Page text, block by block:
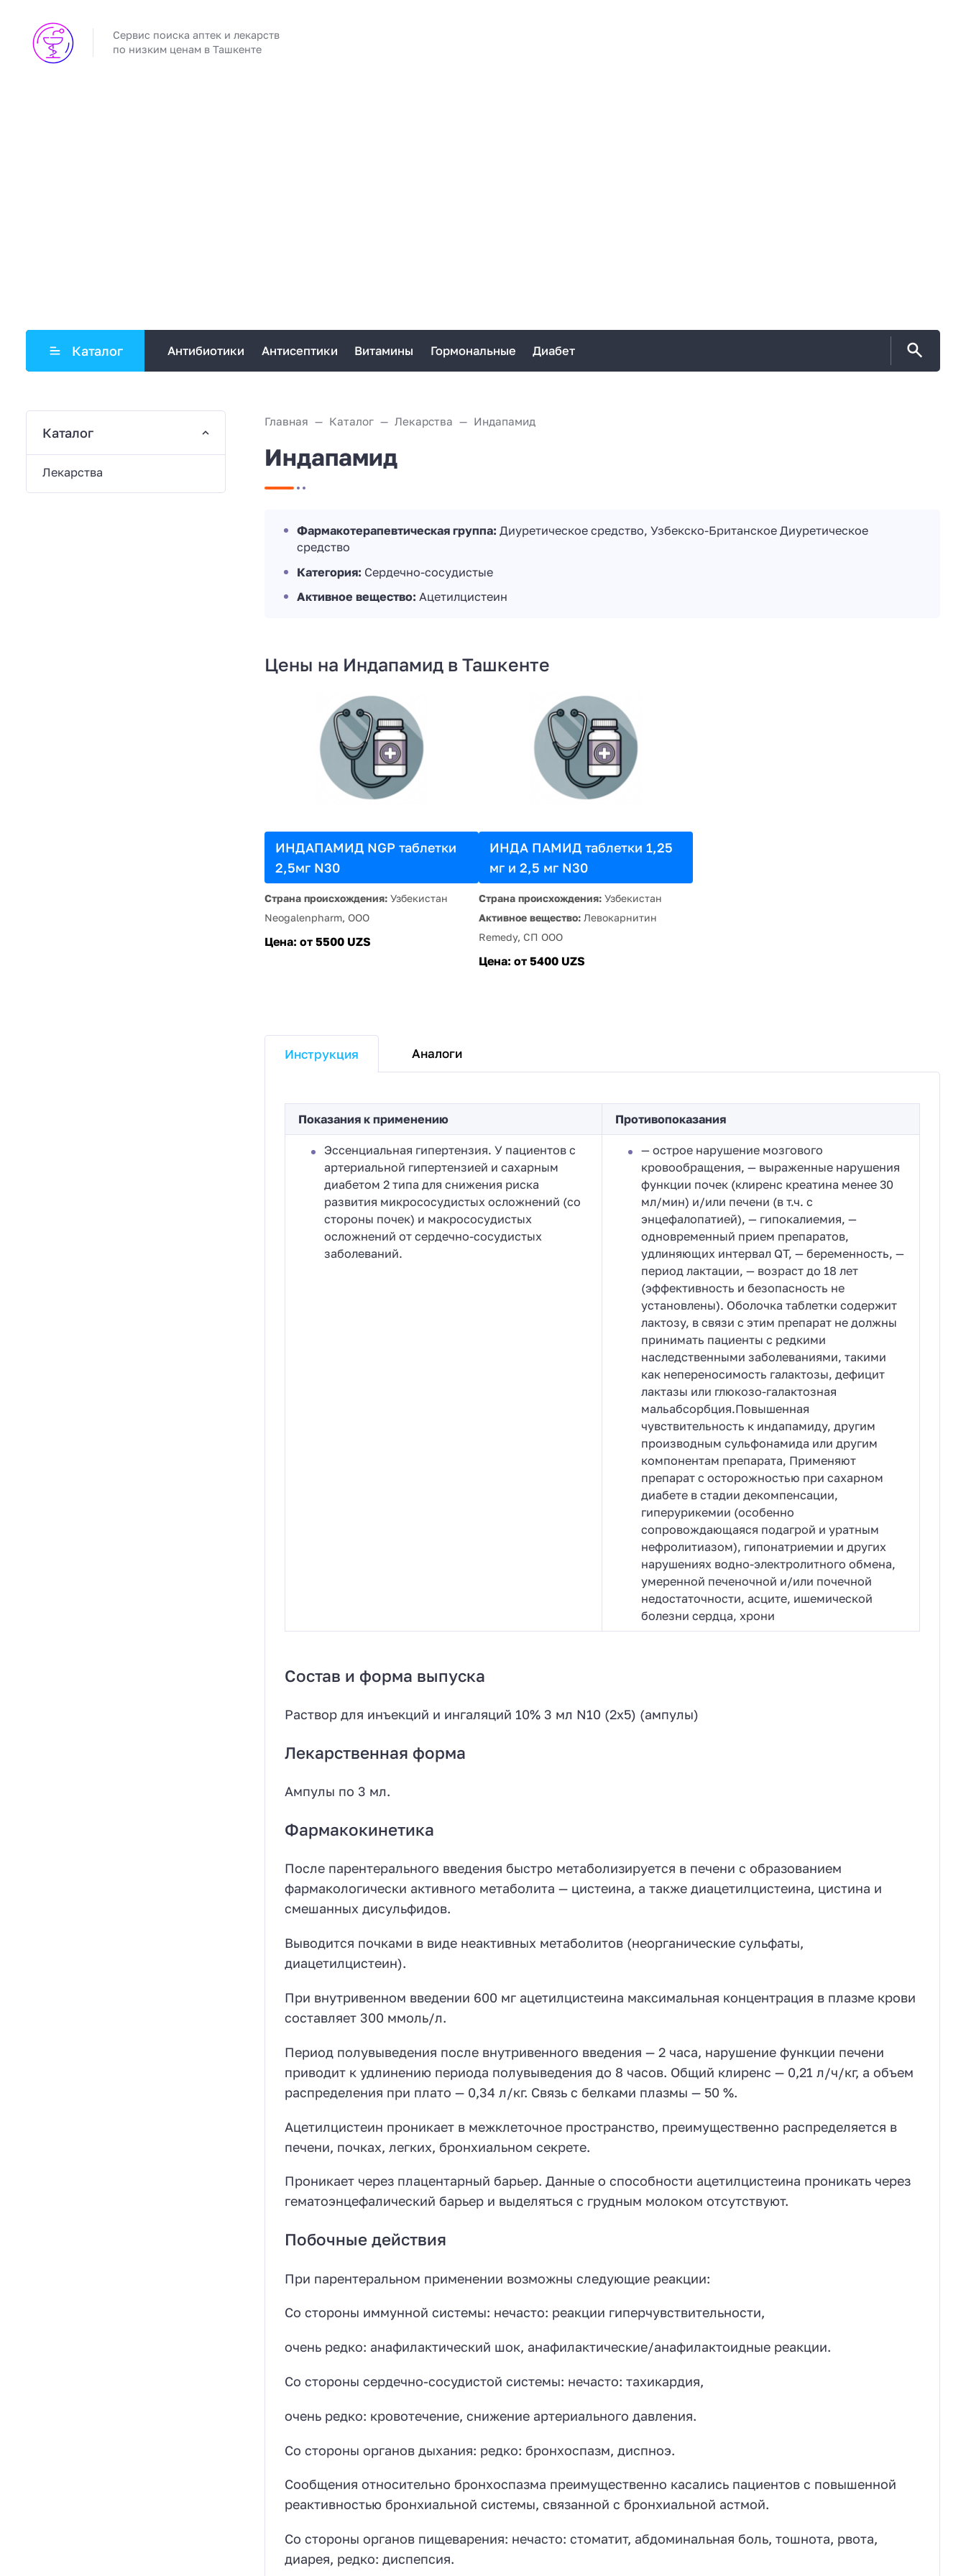
Сервис поиска аптек и лекарств
по низким ценам в Ташкенте
Каталог Антибиотики Антисептики Витамины Гормональные Диабет
Главная Каталог Лекарства Индапамид
Индапамид
Фармакотерапевтическая группа: Диуретическое средство, Узбекско-Британское Диуретическое
средство
Категория: Сердечно-сосудистые
Активное вещество: Ацетилцистеин
Цены на Индапамид в Ташкенте
ИНДАПАМИД NGP таблетки
2,5мг N30
Страна происхождения:Узбекистан
Neogalenpharm, ООО
Цена: от 5500 UZS
ИНДА ПАМИД таблетки 1,25
мг и 2,5 мг N30
Страна происхождения:Узбекистан
Активное вещество:Левокарнитин
Remedy, CП ООО
Цена: от 5400 UZS
Инструкция Аналоги
Показания к применению Противопоказания
Эссенциальная гипертензия. У пациентов с
артериальной гипертензией и сахарным
диабетом 2 типа для снижения риска
развития микрососудистых осложнений (со
стороны почек) и макрососудистых
осложнений от сердечно-сосудистых
заболеваний.
— острое нарушение мозгового
кровообращения, — выраженные нарушения
функции почек (клиренс креатина менее 30
мл/мин) и/или печени (в т.ч. с
энцефалопатией), — гипокалиемия, —
одновременный прием препаратов,
удлиняющих интервал QT, — беременность, —
период лактации, — возраст до 18 лет
(эффективность и безопасность не
установлены). Оболочка таблетки содержит
лактозу, в связи с этим препарат не должны
принимать пациенты с редкими
наследственными заболеваниями, такими
как непереносимость галактозы, дефицит
лактазы или глюкозо-галактозная
мальабсорбция.Повышенная
чувствительность к индапамиду, другим
производным сульфонамида или другим
компонентам препарата, Применяют
препарат с осторожностью при сахарном
диабете в стадии декомпенсации,
гиперурикемии (особенно
сопровождающаяся подагрой и уратным
нефролитиазом), гипонатриемии и других
нарушениях водно-электролитного обмена,
умеренной печеночной и/или почечной
недостаточности, асците, ишемической
болезни сердца, хрони
Состав и форма выпуска
Раствор для инъекций и ингаляций 10% 3 мл N10 (2х5) (ампулы)
Лекарственная форма
Ампулы по 3 мл.
Фармакокинетика
После парентерального введения быстро метаболизируется в печени с образованием
фармакологически активного метаболита — цистеина, а также диацетилцистеина, цистина и
смешанных дисульфидов.
Выводится почками в виде неактивных метаболитов (неорганические сульфаты,
диацетилцистеин).
При внутривенном введении 600 мг ацетилцистеина максимальная концентрация в плазме крови
составляет 300 ммоль/л.
Период полувыведения после внутривенного введения — 2 часа, нарушение функции печени
приводит к удлинению периода полувыведения до 8 часов. Общий клиренс — 0,21 л/ч/кг, а объем
распределения при плато — 0,34 л/кг. Связь с белками плазмы — 50 %.
Ацетилцистеин проникает в межклеточное пространство, преимущественно распределяется в
печени, почках, легких, бронхиальном секрете.
Проникает через плацентарный барьер. Данные о способности ацетилцистеина проникать через
гематоэнцефалический барьер и выделяться с грудным молоком отсутствуют.
Побочные действия
При парентеральном применении возможны следующие реакции:
Со стороны иммунной системы: нечасто: реакции гиперчувствительности,
очень редко: анафилактический шок, анафилактические/анафилактоидные реакции.
Со стороны сердечно-сосудистой системы: нечасто: тахикардия,
очень редко: кровотечение, снижение артериального давления.
Со стороны органов дыхания: редко: бронхоспазм, диспноэ.
Сообщения относительно бронхоспазма преимущественно касались пациентов с повышенной
реактивностью бронхиальной системы, связанной с бронхиальной астмой.
Со стороны органов пищеварения: нечасто: стоматит, абдоминальная боль, тошнота, рвота,
диарея, редко: диспепсия.
Каталог
Лекарства